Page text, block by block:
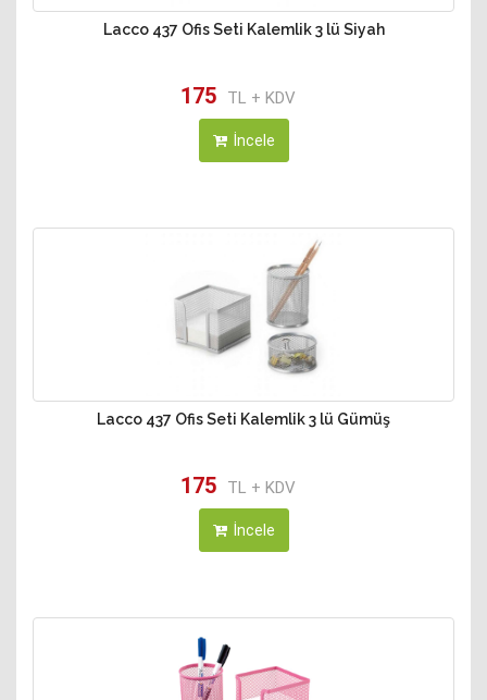
Lacco 437 Ofis Seti Kalemlik 3 lü Siyah
175 TL + KDV
İncele
Lacco 437 Ofis Seti Kalemlik 3 lü Gümüş
175 TL + KDV
İncele